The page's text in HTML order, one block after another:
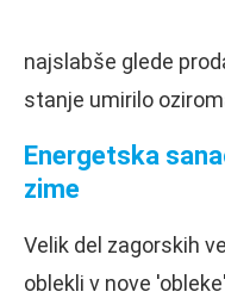
najslabše glede
stanje umirilo
Energetska
zime
Velik del zagorskih
oblekli v nove